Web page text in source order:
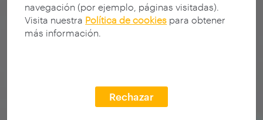
navegación (por ejemplo, páginas visitadas).
Visita nuestra Política de cookies para obtener
más información.
Rechazar